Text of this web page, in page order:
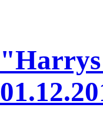
"Harrys